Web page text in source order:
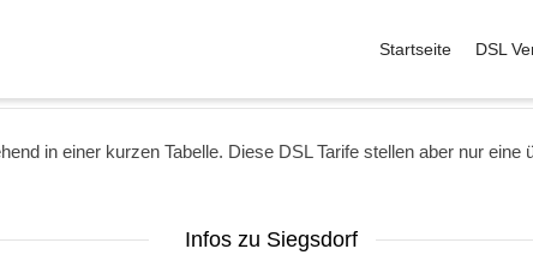
Startseite DSL
in einer kurzen Tabelle. Diese DSL Tarife stellen aber nur eine
Infos zu Siegsdorf